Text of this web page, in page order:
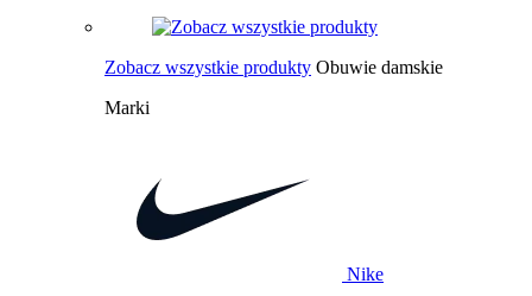
Zobacz wszystkie produkty Obuwie damskie
Marki
Nike